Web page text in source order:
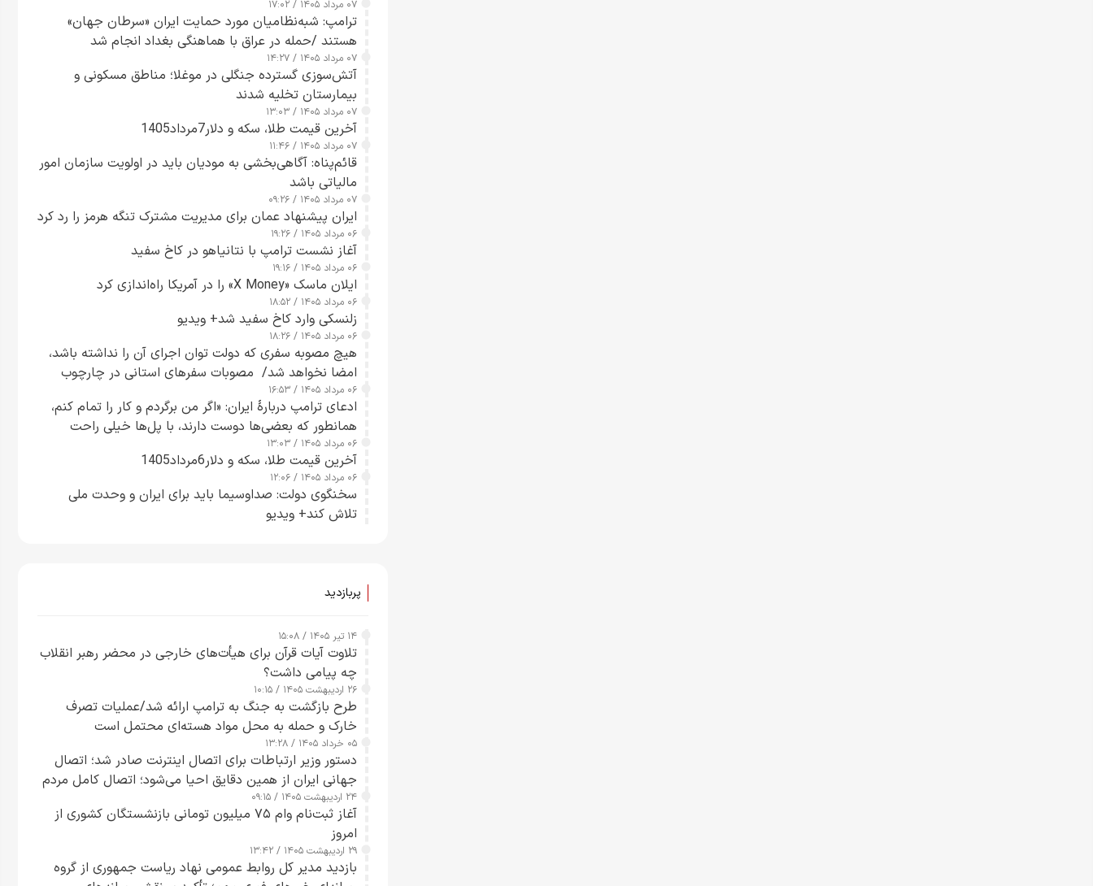
۰۷ مرداد ۱۴۰۵ / ۱۷:۰۲
ترامپ: شبه‌نظامیان مورد حمایت ایران «سرطان جهان»
هستند /حمله در عراق با هماهنگی بغداد انجام شد
۰۷ مرداد ۱۴۰۵ / ۱۴:۲۷
آتش‌سوزی گسترده جنگلی در موغلا؛ مناطق مسکونی و
بیمارستان تخلیه شدند
۰۷ مرداد ۱۴۰۵ / ۱۳:۰۳
آخرین قیمت طلا، سکه و دلار7مرداد1405
۰۷ مرداد ۱۴۰۵ / ۱۱:۴۶
قائم‌پناه: آگاهی‌بخشی به مودیان باید در اولویت سازمان امور
مالیاتی باشد
۰۷ مرداد ۱۴۰۵ / ۰۹:۲۶
ایران پیشنهاد عمان برای مدیریت مشترک تنگه هرمز را رد کرد
۰۶ مرداد ۱۴۰۵ / ۱۹:۲۶
آغاز نشست ترامپ با نتانیاهو در کاخ سفید
۰۶ مرداد ۱۴۰۵ / ۱۹:۱۶
ایلان ماسک «X Money» را در آمریکا راه‌اندازی کرد
۰۶ مرداد ۱۴۰۵ / ۱۸:۵۲
زلنسکی وارد کاخ سفید شد+ ویدیو
۰۶ مرداد ۱۴۰۵ / ۱۸:۲۶
هیچ مصوبه سفری که دولت توان اجرای آن را نداشته باشد،
امضا نخواهد شد/ مصوبات سفرهای استانی در چارچوب
قانون بودجه است+ عکس
۰۶ مرداد ۱۴۰۵ / ۱۶:۵۳
ادعای ترامپ دربارهٔ ایران: «اگر من برگردم و کار را تمام کنم،
همانطور که بعضی‌ها دوست دارند، با پل‌ها خیلی راحت
می‌توانم بیشتر پل‌هایشان را در کمتر از یک ساعت از بین
ببرم+ ویدیو
۰۶ مرداد ۱۴۰۵ / ۱۳:۰۳
آخرین قیمت طلا، سکه و دلار6مرداد1405
۰۶ مرداد ۱۴۰۵ / ۱۲:۰۶
سخنگوی دولت: صداوسیما باید برای ایران و وحدت ملی
تلاش کند+ ویدیو
پربازدید
۱۴ تیر ۱۴۰۵ / ۱۵:۰۸
تلاوت آیات قرآن برای هیأت‌های خارجی در محضر رهبر انقلاب
چه پیامی داشت؟
۲۶ اردیبهشت ۱۴۰۵ / ۱۰:۱۵
طرح‌ بازگشت به جنگ به ترامپ ارائه شد/عملیات تصرف
خارک و حمله به محل مواد هسته‌ای محتمل است
۰۵ خرداد ۱۴۰۵ / ۱۳:۲۸
دستور وزیر ارتباطات برای اتصال اینترنت صادر شد؛ اتصال
جهانی ایران از همین دقایق احیا می‌شود؛ اتصال کامل مردم
تا ۲۴ ساعت آینده
۲۴ اردیبهشت ۱۴۰۵ / ۰۹:۱۵
آغاز ثبت‌نام وام ۷۵ میلیون تومانی بازنشستگان کشوری از
امروز
۲۹ اردیبهشت ۱۴۰۵ / ۱۳:۴۲
بازدید مدیر کل روابط عمومی نهاد ریاست جمهوری از گروه